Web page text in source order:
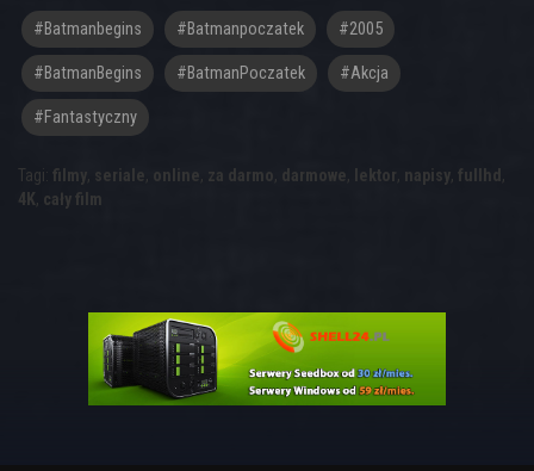
#batmanbegins #batmanpoczatek #2005
#BatmanBegins #BatmanPoczatek #akcja
#fantastyczny
Tagi: filmy, seriale, online, za darmo, darmowe, lektor, napisy, fullhd ,
4K, cały film